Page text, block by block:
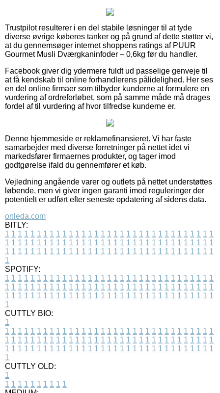
Trustpilot resulterer i en del stabile løsninger til at tyde
diverse øvrige køberes tanker og på grund af dette støtter vi,
at du gennemsøger internet shoppens ratings af PUUR
Gourmet Musli Dværgkaninfoder – 0,6kg før du handler.
Facebook giver dig ydermere fuldt ud passelige genveje til
at få kendskab til online forhandlerens pålidelighed. Her ses
en del online firmaer som tilbyder kunderne at formulere en
vurdering af ordreforløbet, som på samme måde må drages
fordel af til vurdering af hvor tilfredse kunderne er.
Denne hjemmeside er reklamefinansieret. Vi har faste
samarbejder med diverse forretninger på nettet idet vi
markedsfører firmaernes produkter, og tager imod
godtgørelse ifald du gennemfører et køb.
Vejledning angående varer og outlets på nettet understøttes
løbende, men vi giver ingen garanti imod reguleringer der
potentielt er udført efter seneste opdatering af sidens data.
onleda.com
BITLY:
1 1 1 1 1 1 1 1 1 1 1 1 1 1 1 1 1 1 1 1 1 1 1 1 1 1 1 1 1 1 1 1 1
1 1 1 1 1 1 1 1 1 1 1 1 1 1 1 1 1 1 1 1 1 1 1 1 1 1 1 1 1 1 1 1 1
1 1 1 1 1 1 1 1 1 1 1 1 1 1 1 1 1 1 1 1 1 1 1 1 1 1 1 1 1 1 1 1 1
1
SPOTIFY:
1 1 1 1 1 1 1 1 1 1 1 1 1 1 1 1 1 1 1 1 1 1 1 1 1 1 1 1 1 1 1 1 1
1 1 1 1 1 1 1 1 1 1 1 1 1 1 1 1 1 1 1 1 1 1 1 1 1 1 1 1 1 1 1 1 1
1 1 1 1 1 1 1 1 1 1 1 1 1 1 1 1 1 1 1 1 1 1 1 1 1 1 1 1 1 1 1 1 1
1
CUTTLY BIO:
1
1 1 1 1 1 1 1 1 1 1 1 1 1 1 1 1 1 1 1 1 1 1 1 1 1 1 1 1 1 1 1 1 1
1 1 1 1 1 1 1 1 1 1 1 1 1 1 1 1 1 1 1 1 1 1 1 1 1 1 1 1 1 1 1 1 1
1 1 1 1 1 1 1 1 1 1 1 1 1 1 1 1 1 1 1 1 1 1 1 1 1 1 1 1 1 1 1 1 1
1
CUTTLY OLD:
1
1 1 1 1 1 1 1 1 1 1